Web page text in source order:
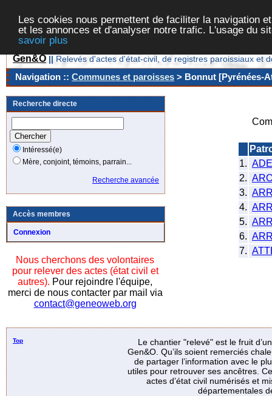
Les cookies nous permettent de faciliter la navigation
et les annonces et d'analyser notre trafic. L'usage du
savoir plus
Gen&O || Relevés d'actes d'état-civil, de registres paroissiaux et
Navigation :: Communes et paroisses > Bonnut [Pyrénées-
Recherche directe
Intéressé(e)
Mère, conjoint, témoins, parrain...
Recherche avancée
Accès membres
Connexion
Nous cherchons des volontaires
pour relever des actes (état civil et
autres). Pour rejoindre l'équipe,
merci de nous contacter par mail via
contact@geneoweb.org
1.
2.
3.
4.
5.
6.
7.
Top
Le chantier "relevé" est le fruit
Gen&O. Qu’ils soient remerciés
de partager l’information avec le
utiles pour retrouver ses ancêtres.
actes d’état civil numérisés et
départementales